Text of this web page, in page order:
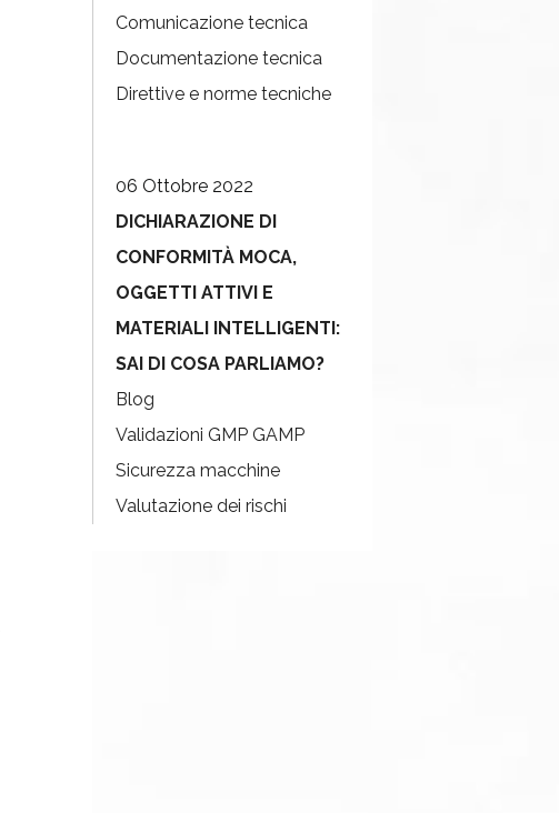
Comunicazione tecnica
Documentazione tecnica
Direttive e norme tecniche
06 Ottobre 2022
DICHIARAZIONE DI
CONFORMITÀ MOCA,
OGGETTI ATTIVI E
MATERIALI INTELLIGENTI:
SAI DI COSA PARLIAMO?
Blog
Validazioni GMP GAMP
Sicurezza macchine
Valutazione dei rischi